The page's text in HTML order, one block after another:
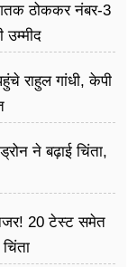
ठोककर नंबर-3
उम्मीद
राहुल गांधी, केपी
ने बढ़ाई चिंता,
20 टेस्ट समेत